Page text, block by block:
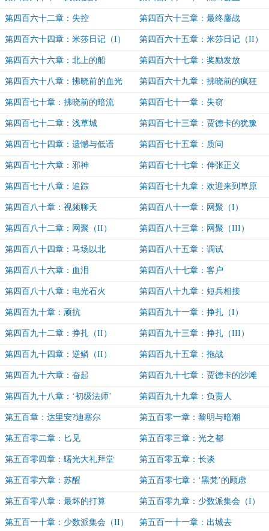
第四百六十二章：失控 第四百六十三章：最终鏖战
第四百六十四章：米莎日记（I） 第四百六十五章：米莎日记（II）
第四百六十六章：北上的船 第四百六十七章：奖励发放
第四百六十八章：拂晓前的血光 第四百六十九章：拂晓前的疯狂
第四百七十章：拂晓前的暗流 第四百七十一章：失窃
第四百七十二章：浅草城 第四百七十三章：贾德卡的犹豫
第四百七十四章：遗憾与低语 第四百七十五章：质问
第四百七十六章：邪神 第四百七十七章：伸张正义
第四百七十八章：追踪 第四百七十九章：欢迎来到草原
第四百八十章：视频聊天 第四百八十一章：网聚（I）
第四百八十二章：网聚（II） 第四百八十三章：网聚（III）
第四百八十四章：马场以北 第四百八十五章：调试
第四百八十六章：血泪 第四百八十七章：客户
第四百八十八章：电光石火 第四百八十九章：短兵相接
第四百九十章：顽抗 第四百九十一章：挣扎（I）
第四百九十二章：挣扎（II） 第四百九十三章：挣扎（III）
第四百九十四章：逆鳞（II） 第四百九十五章：拖战
第四百九十六章：奋起 第四百九十七章：贾德卡的沙滩
第四百九十八章：‘初级法师’ 第四百九十九章：负责人
第五百章：达里安?迪塞尔 第五百零一章：黎明与暗潮
第五百零二章：匕见 第五百零三章：光之都
第五百零四章：曙光大礼拜堂 第五百零五章：长谈
第五百零六章：苏醒 第五百零七章：‘黑梵’的顾虑
第五百零八章：最坏的打算 第五百零九章：少数派集会（I）
第五百一十章：少数派集会（II） 第五百一十一章：出城去